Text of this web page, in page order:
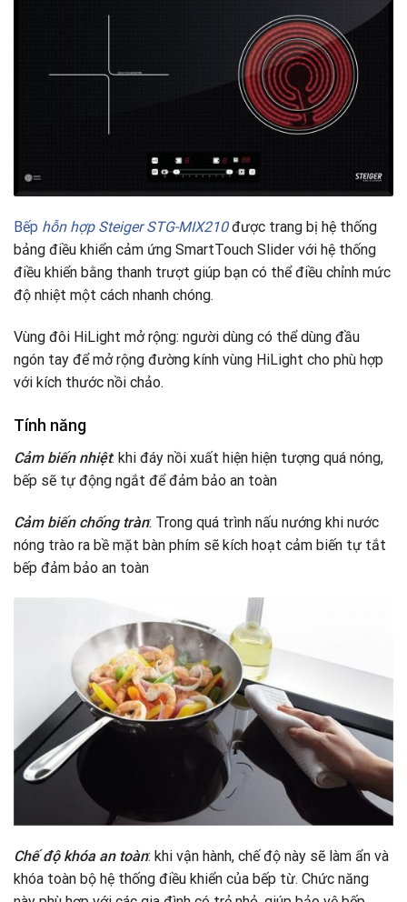
Bếp hỗn hợp Steiger STG-MIX210được trang bị hệ thống
bảng điều khiển cảm ứng SmartTouch Slider với hệ thống
điều khiển bằng thanh trượt giúp bạn có thể điều chỉnh mức
độ nhiệt một cách nhanh chóng.
Vùng đôi HiLight mở rộng: người dùng có thể dùng đầu
ngón tay để mở rộng đường kính vùng HiLight cho phù hợp
với kích thước nồi chảo.
Tính năng
Cảm biến nhiệt: khi đáy nồi xuất hiện hiện tượng quá nóng,
bếp sẽ tự động ngắt để đảm bảo an toàn
Cảm biến chống tràn: Trong quá trình nấu nướng khi nước
nóng trào ra bề mặt bàn phím sẽ kích hoạt cảm biến tự tắt
bếp đảm bảo an toàn
Chế độ khóa an toàn: khi vận hành, chế độ này sẽ làm ẩn và
khóa toàn bộ hệ thống điều khiển của bếp từ. Chức năng